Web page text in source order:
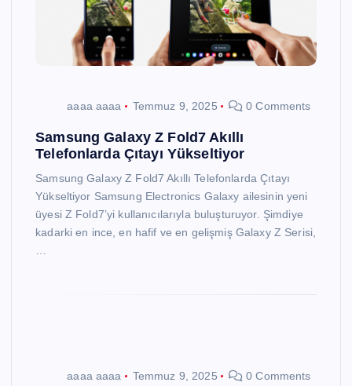
aaaa aaaa Temmuz 9, 2025 0 Comments
Samsung Galaxy Z Fold7 Akıllı
Telefonlarda Çıtayı Yükseltiyor
Samsung Galaxy Z Fold7 Akıllı Telefonlarda Çıtayı
Yükseltiyor Samsung Electronics Galaxy ailesinin yeni
üyesi Z Fold7’yi kullanıcılarıyla buluşturuyor. Şimdiye
kadarki en ince, en hafif ve en gelişmiş Galaxy Z Serisi,
aaaa aaaa Temmuz 9, 2025 0 Comments